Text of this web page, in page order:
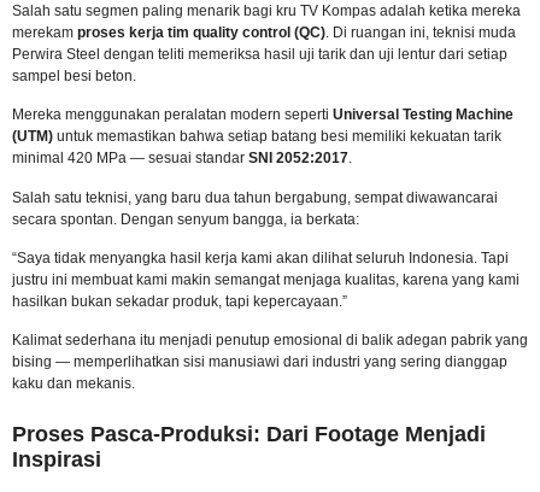
Salah satu segmen paling menarik bagi kru TV Kompas adalah ketika mereka
merekam proses kerja tim quality control (QC) . Di ruangan ini, teknisi muda
Perwira Steel dengan teliti memeriksa hasil uji tarik dan uji lentur dari setiap
sampel besi beton.
Mereka menggunakan peralatan modern seperti Universal Testing Machine
(UTM) untuk memastikan bahwa setiap batang besi memiliki kekuatan tarik
minimal 420 MPa — sesuai standar SNI 2052:2017.
Salah satu teknisi, yang baru dua tahun bergabung, sempat diwawancarai
secara spontan. Dengan senyum bangga, ia berkata:
“Saya tidak menyangka hasil kerja kami akan dilihat seluruh Indonesia. Tapi
justru ini membuat kami makin semangat menjaga kualitas, karena yang kami
hasilkan bukan sekadar produk, tapi kepercayaan.”
Kalimat sederhana itu menjadi penutup emosional di balik adegan pabrik yang
bising — memperlihatkan sisi manusiawi dari industri yang sering dianggap
kaku dan mekanis.
Proses Pasca-Produksi: Dari Footage Menjadi
Inspirasi